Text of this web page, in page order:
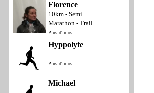
Florence
10km - Semi
Marathon - Trail
Plus d'infos
Hyppolyte
Plus d'infos
Michael